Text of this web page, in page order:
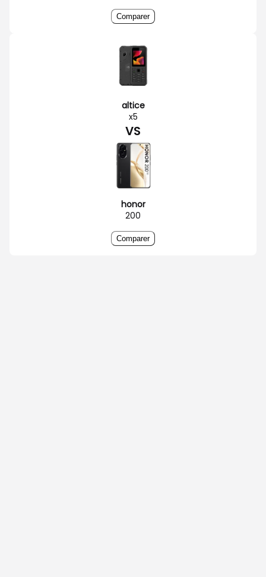
Comparer
altice
x5
VS
honor
200
Comparer